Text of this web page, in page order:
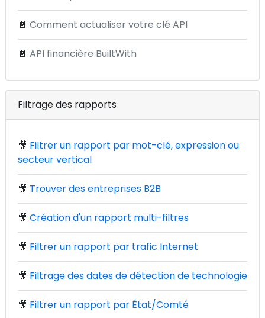
📄 Comment actualiser votre clé API
📄 API financière BuiltWith
Filtrage des rapports
🎥 Filtrer un rapport par mot-clé, expression ou
secteur vertical
🎥 Trouver des entreprises B2B
🎥 Création d'un rapport multi-filtres
🎥 Filtrer un rapport par trafic Internet
🎥 Filtrage des dates de détection de technologie
🎥 Filtrer un rapport par État/Comté